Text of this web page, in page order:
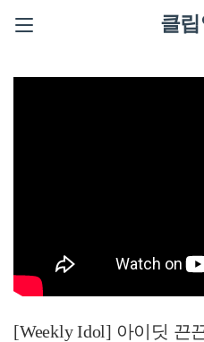
클
[Weekly Idol] 아이딧 끈